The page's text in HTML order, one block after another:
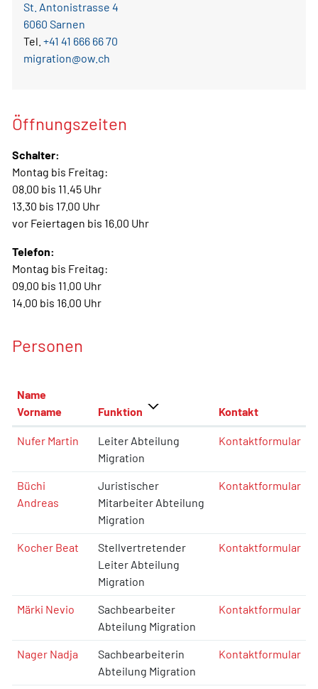
St. Antonistrasse 4
6060 Sarnen
Tel. +41 41 666 66 70
migration@ow.ch
Öffnungszeiten
Schalter:
Montag bis Freitag:
08.00 bis 11.45 Uhr
13.30 bis 17.00 Uhr
vor Feiertagen bis 16.00 Uhr
Telefon:
Montag bis Freitag:
09.00 bis 11.00 Uhr
14.00 bis 16.00 Uhr
Personen
Name
Vorname
Funktion Kontakt
Nufer Martin
Leiter Abteilung
Migration
Kontaktformular
Büchi
Andreas
Juristischer
Mitarbeiter Abteilung
Migration
Kontaktformular
Kocher Beat
Stellvertretender
Leiter Abteilung
Migration
Kontaktformular
Märki Nevio
Sachbearbeiter
Abteilung Migration
Kontaktformular
Nager Nadja
Sachbearbeiterin
Abteilung Migration
Kontaktformular